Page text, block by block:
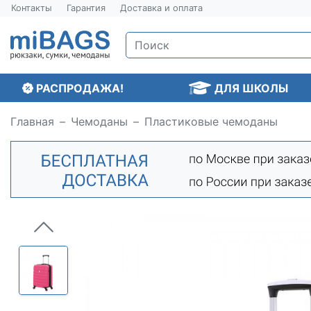
Контакты Гарантия Доставка и оплата
РАСПРОДАЖА! ДЛЯ ШКОЛЫ
Главная Чемоданы Пластиковые чемоданы